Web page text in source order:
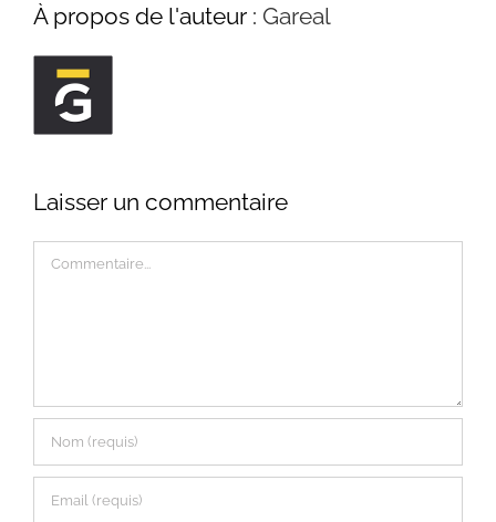
À propos de l'auteur : Gareal
Laisser un commentaire